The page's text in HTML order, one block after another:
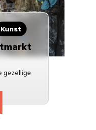
Kunst
gezellige